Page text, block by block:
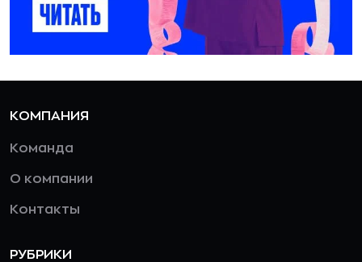
КОМПАНИЯ
Команда
О компании
Контакты
РУБРИКИ